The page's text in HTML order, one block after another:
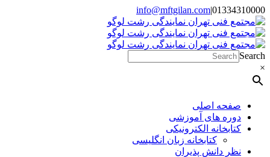
Skip
to
content
01334310000
|
info@mftgilan.com
Instagram
LinkedIn
Search
×
صفحه اصلی
دوره های آموزشی
کتابخانه الکترونیکی
کتابخانه زبان انگلیسی
نظر دانش پذیران